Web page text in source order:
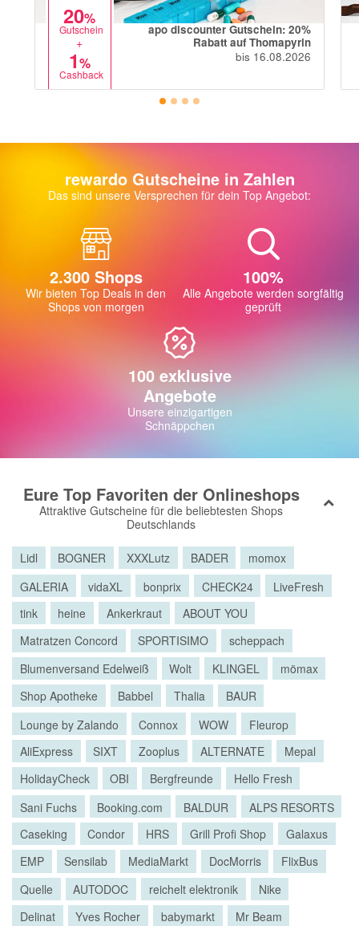
20%
Gutschein
+
1%
Cashback
apo discounter Gutschein: 20%
Rabatt auf Thomapyrin
bis 16.08.2026
rewardo Gutscheine in Zahlen
Das sind unsere Versprechen für dein Top Angebot:
2.300 Shops
Wir bieten Top Deals in den
Shops von morgen
100%
Alle Angebote werden sorgfältig
geprüft
100 exklusive
Angebote
Unsere einzigartigen
Schnäppchen
Eure Top Favoriten der Onlineshops
Attraktive Gutscheine für die beliebtesten Shops
Deutschlands
Lidl BOGNER XXXLutz BADER
momox
GALERIA
vidaXL bonprix CHECK24
LiveFresh
tink
heine Ankerkraut
ABOUT YOU
Matratzen Concord
SPORTISIMO
scheppach
Blumenversand Edelweiß
Wolt KLINGEL
mömax
Shop Apotheke
Babbel Thalia
BAUR
Lounge by Zalando
Connox WOW
Fleurop
AliExpress
SIXT Zooplus ALTERNATE
Mepal
HolidayCheck
OBI Bergfreunde
Hello Fresh
Sani Fuchs
Booking.com BALDUR
ALPS RESORTS
Caseking
Condor HRS Grill Profi Shop
Galaxus
EMP
Sensilab MediaMarkt DocMorris
FlixBus
Quelle
AUTODOC reichelt elektronik
Nike
Delinat
Yves Rocher babymarkt
Mr Beam